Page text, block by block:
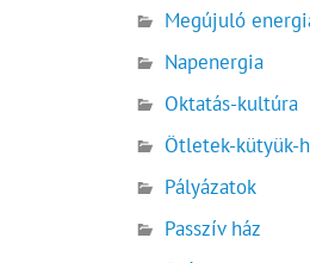
Megújuló
Napenergia
Oktatás-kultúra
Ötletek-kütyük-
Pályázatok
Passzív ház